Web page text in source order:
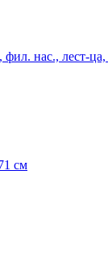
нас., лест-
см